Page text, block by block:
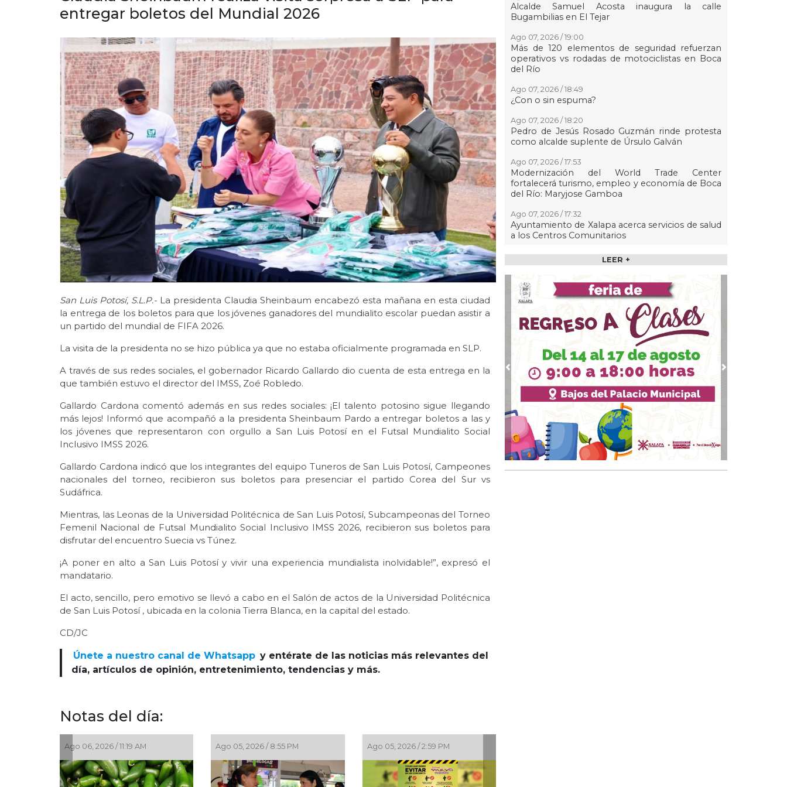
entregar boletos del Mundial 2026
San Luis Potosí, S.L.P.- La presidenta Claudia Sheinbaum encabezó esta mañana en esta ciudad
la entrega de los boletos para que los jóvenes ganadores del mundialito escolar puedan asistir a
un partido del mundial de FIFA 2026.
La visita de la presidenta no se hizo pública ya que no estaba oficialmente programada en SLP.
A través de sus redes sociales, el gobernador Ricardo Gallardo dio cuenta de esta entrega en la
que también estuvo el director del IMSS, Zoé Robledo.
Gallardo Cardona comentó además en sus redes sociales: ¡El talento potosino sigue llegando
más lejos! Informó que acompañó a la presidenta Sheinbaum Pardo a entregar boletos a las y
los jóvenes que representaron con orgullo a San Luis Potosí en el Futsal Mundialito Social
Inclusivo IMSS 2026.
Gallardo Cardona indicó que los integrantes del equipo Tuneros de San Luis Potosí, Campeones
nacionales del torneo, recibieron sus boletos para presenciar el partido Corea del Sur vs
Sudáfrica.
Mientras, las Leonas de la Universidad Politécnica de San Luis Potosí, Subcampeonas del Torneo
Femenil Nacional de Futsal Mundialito Social Inclusivo IMSS 2026, recibieron sus boletos para
disfrutar del encuentro Suecia vs Túnez.
¡A poner en alto a San Luis Potosí y vivir una experiencia mundialista inolvidable!”, expresó el
mandatario.
El acto, sencillo, pero emotivo se llevó a cabo en el Salón de actos de la Universidad Politécnica
de San Luis Potosí , ubicada en la colonia Tierra Blanca, en la capital del estado.
CD/JC
Únete a nuestro canal de Whatsapp y entérate de las noticias más relevantes del
día, artículos de opinión, entretenimiento, tendencias y más.
Notas del día:
Ago 05, 2026 / 8:55 PM Ago 05, 2026 / 2:59 PM Ago 05, 2026 / 2:56 PM
Alcalde Samuel Acosta inaugura la calle
Bugambilias en El Tejar
Ago 07, 2026 / 19:00
Más de 120 elementos de seguridad refuerzan
operativos vs rodadas de motociclistas en Boca
del Río
Ago 07, 2026 / 18:49
¿Con o sin espuma?
Ago 07, 2026 / 18:20
Pedro de Jesús Rosado Guzmán rinde protesta
como alcalde suplente de Úrsulo Galván
Ago 07, 2026 / 17:53
Modernización del World Trade Center
fortalecerá turismo, empleo y economía de Boca
del Río: Maryjose Gamboa
Ago 07, 2026 / 17:32
Ayuntamiento de Xalapa acerca servicios de salud
a los Centros Comunitarios
Ago 07, 2026 / 17:15
Ayuntamiento e ICATVER fortalecen capacitación
laboral en beneficio de las y los sanandrescanos
Ago 07, 2026 / 14:56
Quincena, no me abandones.... 😝😜🤣
Ago 07, 2026 / 14:47
Generar empleo y bienestar, prioridad para el
Gobierno de San Andrés Tuxtla: Rafa Fararoni
Ago 07, 2026 / 14:39
Hallan con vida a pescador desaparecido desde el
23 de julio en Uxpanapa
Ago 07, 2026 / 14:22
Resalta Pedro Miguel pensamiento de Diego
Ruzzarín y agradece respaldo de Rocío Nahle al
Festival del Mar
Impulsa Ayuntamiento de Veracruz cultura de la
LEER +
Previous Next